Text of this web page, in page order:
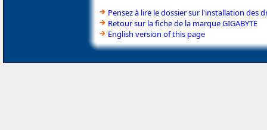
Pensez à lire le dossier sur l'installation des
Retour sur la fiche de la marque GIGABYTE
English version of this page